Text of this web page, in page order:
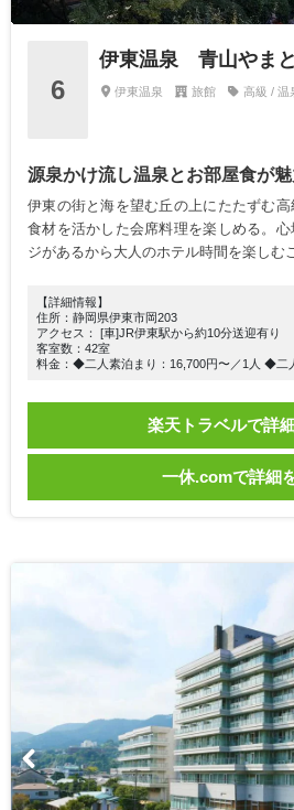
6
伊東温泉 青山やまと
伊東温泉 旅館 高級 / 温
源泉かけ流し温泉とお部屋食が
伊東の街と海を望む丘の上にたたずむ
食材を活かした会席料理を楽しめる。
ジがあるから大人のホテル時間を楽しむ
【詳細情報】
住所：静岡県伊東市岡203
アクセス： [車]JR伊東駅から約10分送迎有り
客室数：42室
料金：◆二人素泊まり：16,700円〜／1人 ◆二
楽天トラベルで詳
一休.comで詳細